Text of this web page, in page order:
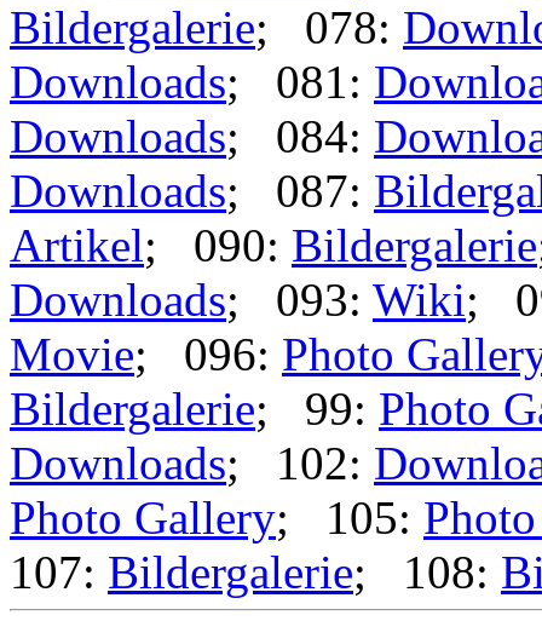
Bildergalerie; 078:
Downloads; 081:
Downloads; 084:
Downloads; 087:
Artikel; 090: Bildergalerie
Downloads; 093: Wiki;
Movie; 096: Photo
Bildergalerie; 99: Photo
Downloads; 102:
Photo Gallery; 105:
107: Bildergalerie; 108: